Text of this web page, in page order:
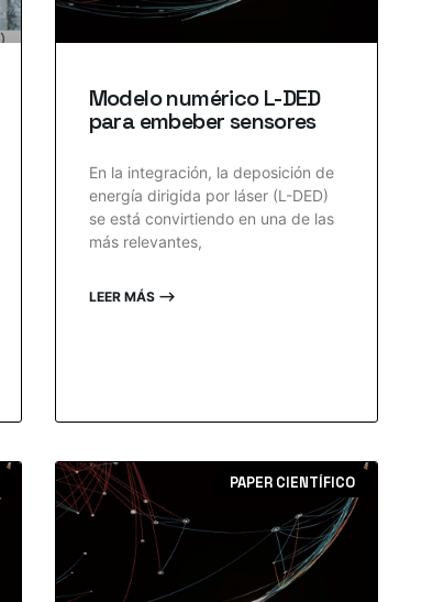
Modelo numérico L-DED
para embeber sensores
En la integración, la deposición de
energía dirigida por láser (L-DED)
se está convirtiendo en una de las
más relevantes,
LEER MÁS ⟶
PAPER CIENTÍFICO